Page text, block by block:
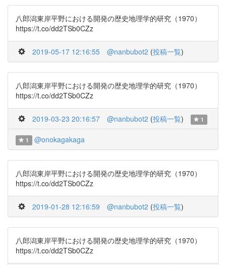
八郎潟東岸平野における開発の歴史地理学的研究（1970）
https://t.co/dd2TSb0CZz
2019-05-17 12:16:55 @nanbubot2 (投稿一覧)
八郎潟東岸平野における開発の歴史地理学的研究（1970）
https://t.co/dd2TSb0CZz
2019-03-23 20:16:57 @nanbubot2 (投稿一覧) 1
1 @onokagakaga
八郎潟東岸平野における開発の歴史地理学的研究（1970）
https://t.co/dd2TSb0CZz
2019-01-28 12:16:59 @nanbubot2 (投稿一覧)
八郎潟東岸平野における開発の歴史地理学的研究（1970）
https://t.co/dd2TSb0CZz